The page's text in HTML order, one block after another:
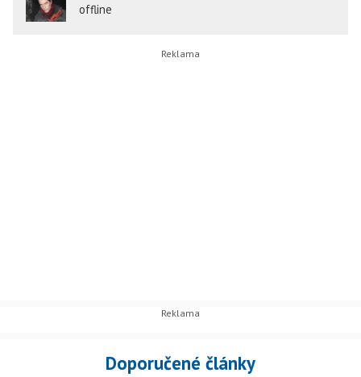
offline
Doporučené články